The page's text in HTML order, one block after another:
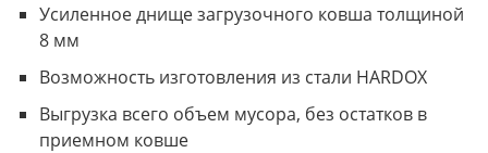
Усиленное днище загрузочного ковша толщиной
8 мм
Возможность изготовления из стали HARDOX
Выгрузка всего объем мусора, без остатков в
приемном ковше